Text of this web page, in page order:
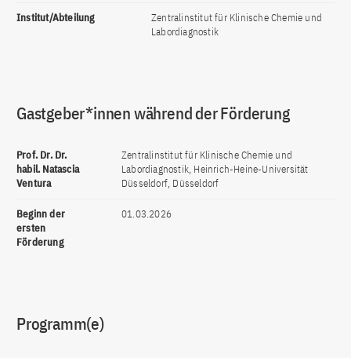
Institut/Abteilung
Zentralinstitut für Klinische Chemie und
Labordiagnostik
Gastgeber*innen während der Förderung
Prof. Dr. Dr.
habil. Natascia
Ventura
Zentralinstitut für Klinische Chemie und
Labordiagnostik, Heinrich-Heine-Universität
Düsseldorf, Düsseldorf
Beginn der
ersten
Förderung
01.03.2026
Programm(e)